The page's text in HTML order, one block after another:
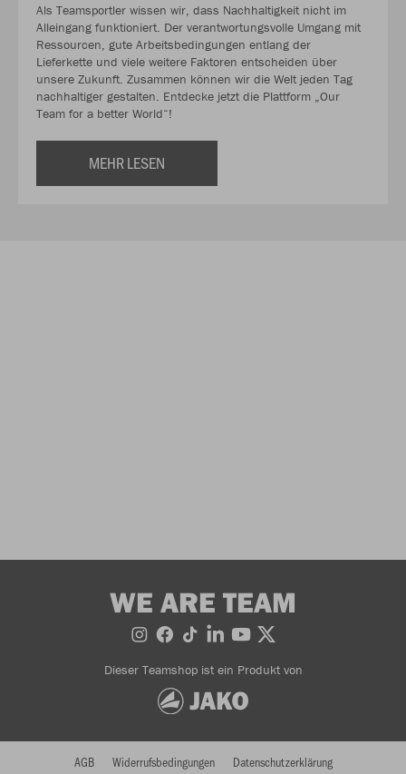
Als Teamsportler wissen wir, dass Nachhaltigkeit nicht im
Alleingang funktioniert. Der verantwortungsvolle Umgang mit
Ressourcen, gute Arbeitsbedingungen entlang der
Lieferkette und viele weitere Faktoren entscheiden über
unsere Zukunft. Zusammen können wir die Welt jeden Tag
nachhaltiger gestalten. Entdecke jetzt die Plattform „Our
Team for a better World“!
MEHR LESEN
WE ARE TEAM
Dieser Teamshop ist ein Produkt von
AGB Widerrufsbedingungen
Datenschutzerklärung